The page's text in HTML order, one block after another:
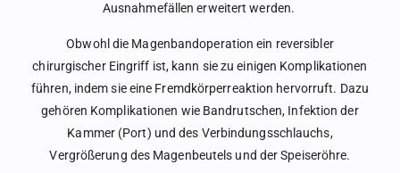
Ausnahmefällen erweitert werden.
Obwohl die Magenbandoperation ein reversibler
chirurgischer Eingriff ist, kann sie zu einigen Komplikationen
führen, indem sie eine Fremdkörperreaktion hervorruft. Dazu
gehören Komplikationen wie Bandrutschen, Infektion der
Kammer (Port) und des Verbindungsschlauchs,
Vergrößerung des Magenbeutels und der Speiseröhre.